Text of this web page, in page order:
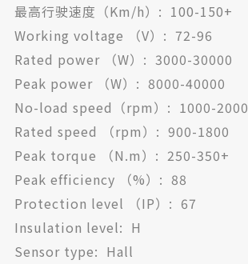
最高行驶速度（Km/h）: 100-150+
Working voltage （V）: 72-96
Rated power （W）: 3000-30000
Peak power （W）: 8000-40000
No-load speed（rpm）: 1000-2000
Rated speed （rpm）: 900-1800
Peak torque （N.m）: 250-350+
Peak efficiency （%）: 88
Protection level （IP）: 67
Insulation level: H
Sensor type: Hall